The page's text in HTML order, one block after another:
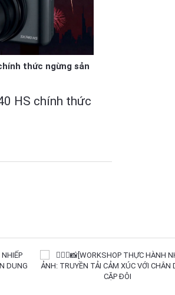
thức ngừng sản
HS chính thức